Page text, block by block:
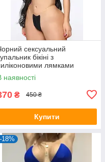
сексуальний
бікіні з
лямками
кольору
наявності
₴ 450 ₴
Купити